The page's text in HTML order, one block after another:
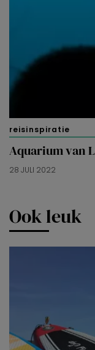
reisinspiratie
Aquarium van
28 JULI 2022
Ook leuk